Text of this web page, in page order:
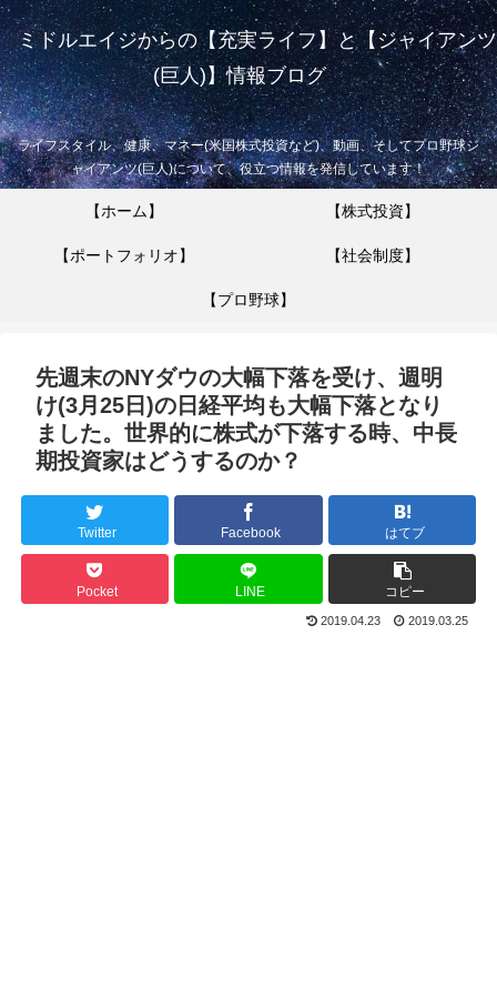
ミドルエイジからの【充実ライフ】と【ジャイアンツ
(巨人)】情報ブログ
ライフスタイル、健康、マネー(米国株式投資など)、動画、そしてプロ野球ジ
ャイアンツ(巨人)について、役立つ情報を発信しています！
【ホーム】 【株式投資】
【ポートフォリオ】 【社会制度】
【プロ野球】
先週末のNYダウの大幅下落を受け、週明
け(3月25日)の日経平均も大幅下落となり
ました。世界的に株式が下落する時、中長
期投資家はどうするのか？
Twitter Facebook はてブ
Pocket LINE コピー
2019.04.23 2019.03.25